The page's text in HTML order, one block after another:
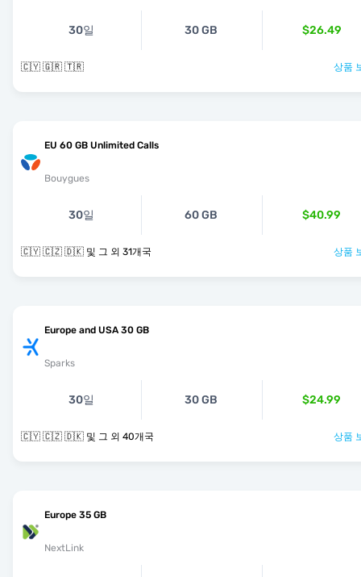
30일 30 GB $26.49
🇨🇾 🇬🇷 🇹🇷 상품
EU 60 GB Unlimited Calls
Bouygues
30일 60 GB $40.99
🇨🇾 🇨🇿 🇩🇰 및 그 외 31개국 상품
Europe and USA 30 GB
Sparks
30일 30 GB $24.99
🇨🇾 🇨🇿 🇩🇰 및 그 외 40개국 상품
Europe 35 GB
NextLink